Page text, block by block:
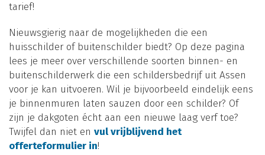
tarief!
Nieuwsgierig naar de mogelijkheden die een
huisschilder of buitenschilder biedt? Op deze pagina
lees je meer over verschillende soorten binnen- en
buitenschilderwerk die een schildersbedrijf uit Assen
voor je kan uitvoeren. Wil je bijvoorbeeld eindelijk eens
je binnenmuren laten sauzen door een schilder? Of
zijn je dakgoten écht aan een nieuwe laag verf toe?
Twijfel dan niet en vul vrijblijvend het
offerteformulier in!